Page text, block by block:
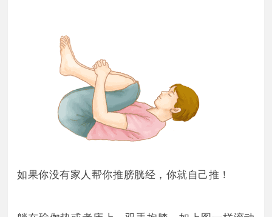
如果你没有家人帮你推膀胱经，你就自己推！